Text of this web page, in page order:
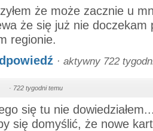
że może zacznie u
że się już nie doczekam
regionie.
· aktywny 722
· 722 tygodni temu
się tu nie
się domyślić, że nowe